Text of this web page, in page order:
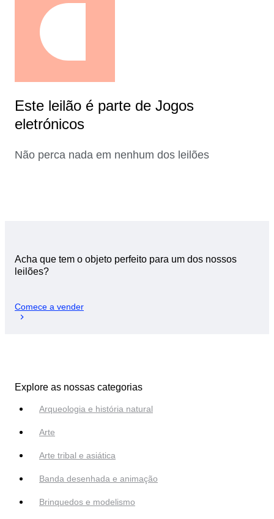
Este leilão é parte de Jogos
eletrónicos
Não perca nada em nenhum dos leilões
Acha que tem o objeto perfeito para um dos nossos
leilões?
Comece a vender
Explore as nossas categorias
Arqueologia e história natural
Arte
Arte tribal e asiática
Banda desenhada e animação
Brinquedos e modelismo